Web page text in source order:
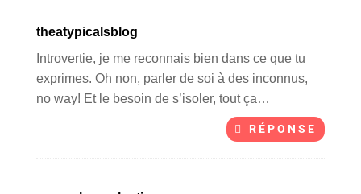
theatypicalsblog
Introvertie, je me reconnais bien dans ce que tu
exprimes. Oh non, parler de soi à des inconnus,
no way! Et le besoin de s’isoler, tout ça…
RÉPONSE